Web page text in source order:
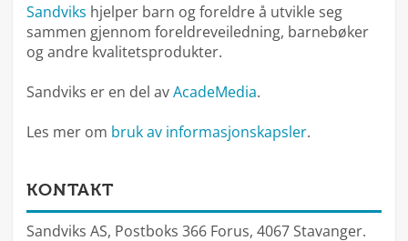
Sandviks hjelper barn og foreldre å utvikle seg
sammen gjennom foreldreveiledning, barnebøker
og andre kvalitetsprodukter.
Sandviks er en del avAcadeMedia.
Les mer om bruk av informasjonskapsler.
KONTAKT
Sandviks AS, Postboks 366 Forus, 4067 Stavanger.